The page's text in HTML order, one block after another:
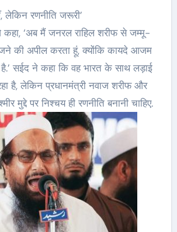
लेकिन रणनीति जरूरी’
‘अब मैं जनरल राहिल शरीफ से जम्मू-
की अपील करता हूं, क्योंकि कायदे आजम
सईद ने कहा कि वह भारत के साथ लड़ाई
है, लेकिन प्रधानमंत्री नवाज शरीफ और
मुद्दे पर निश्चय ही रणनीति बनानी चाहिए.